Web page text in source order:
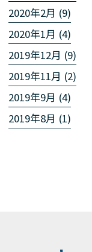
2020年2月 (9)
2020年1月 (4)
2019年12月 (9)
2019年11月 (2)
2019年9月 (4)
2019年8月 (1)